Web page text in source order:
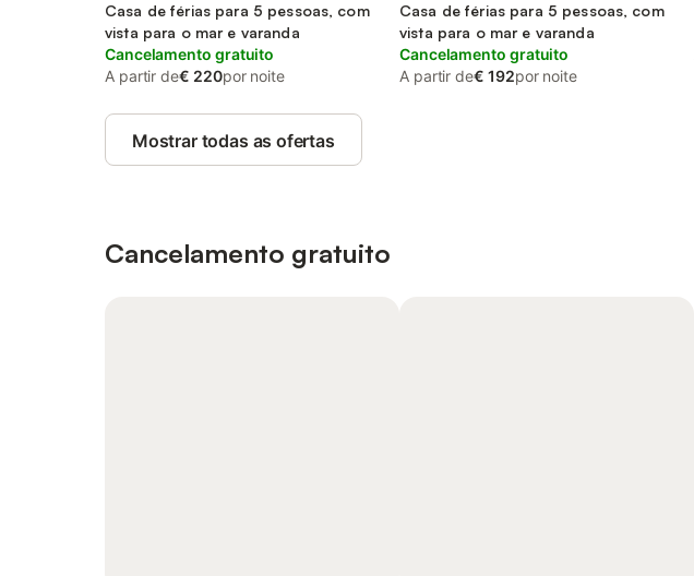
Casa de férias para 5 pessoas, com
vista para o mar e varanda
Cancelamento gratuito
A partir de€ 220por noite
Casa de férias para 5 pessoas, com
vista para o mar e varanda
Cancelamento gratuito
A partir de€ 192por noite
Mostrar todas as ofertas
Cancelamento gratuito